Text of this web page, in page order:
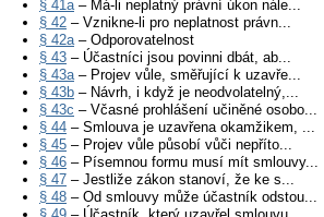
§ 41a– Má-li neplatný právní úkon nále...
§ 42 – Vznikne-li pro neplatnost právn...
§ 42a– Odporovatelnost
§ 43 – Účastníci jsou povinni dbát, ab...
§ 43a– Projev vůle, směřující k uzavře...
§ 43b – Návrh, i když je neodvolatelný,...
§ 43c – Včasné prohlášení učiněné osobo...
§ 44 – Smlouva je uzavřena okamžikem, ...
§ 45 – Projev vůle působí vůči nepříto...
§ 46 – Písemnou formu musí mít smlouvy...
§ 47 – Jestliže zákon stanoví, že ke s...
§ 48 – Od smlouvy může účastník odstou...